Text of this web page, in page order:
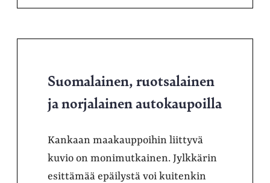
Suomalainen, ruotsalainen
ja norjalainen autokaupoilla
Kankaan maakauppoihin liittyvä
kuvio on monimutkainen. Jylkkärin
esittämää epäilystä voi kuitenkin